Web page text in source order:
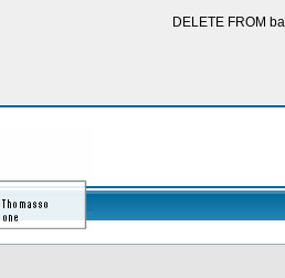
DELETE FROM